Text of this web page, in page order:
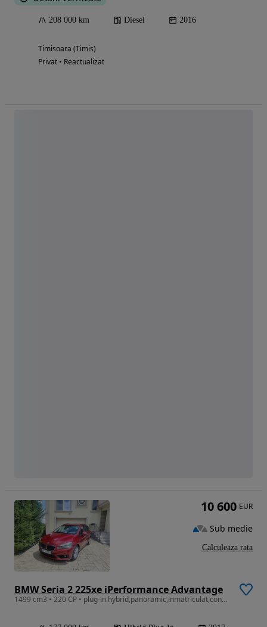
208 000 km Diesel 2016
Timisoara (Timis)
Privat • Reactualizat
BMW Seria 2 225xe iPerformance Advantage
1499 cm3 • 220 CP • plug-in hybrid,panoramic,inmatriculat,consum 4,7 l/100km oras
10 600 EUR
Sub medie
Calculeaza rata